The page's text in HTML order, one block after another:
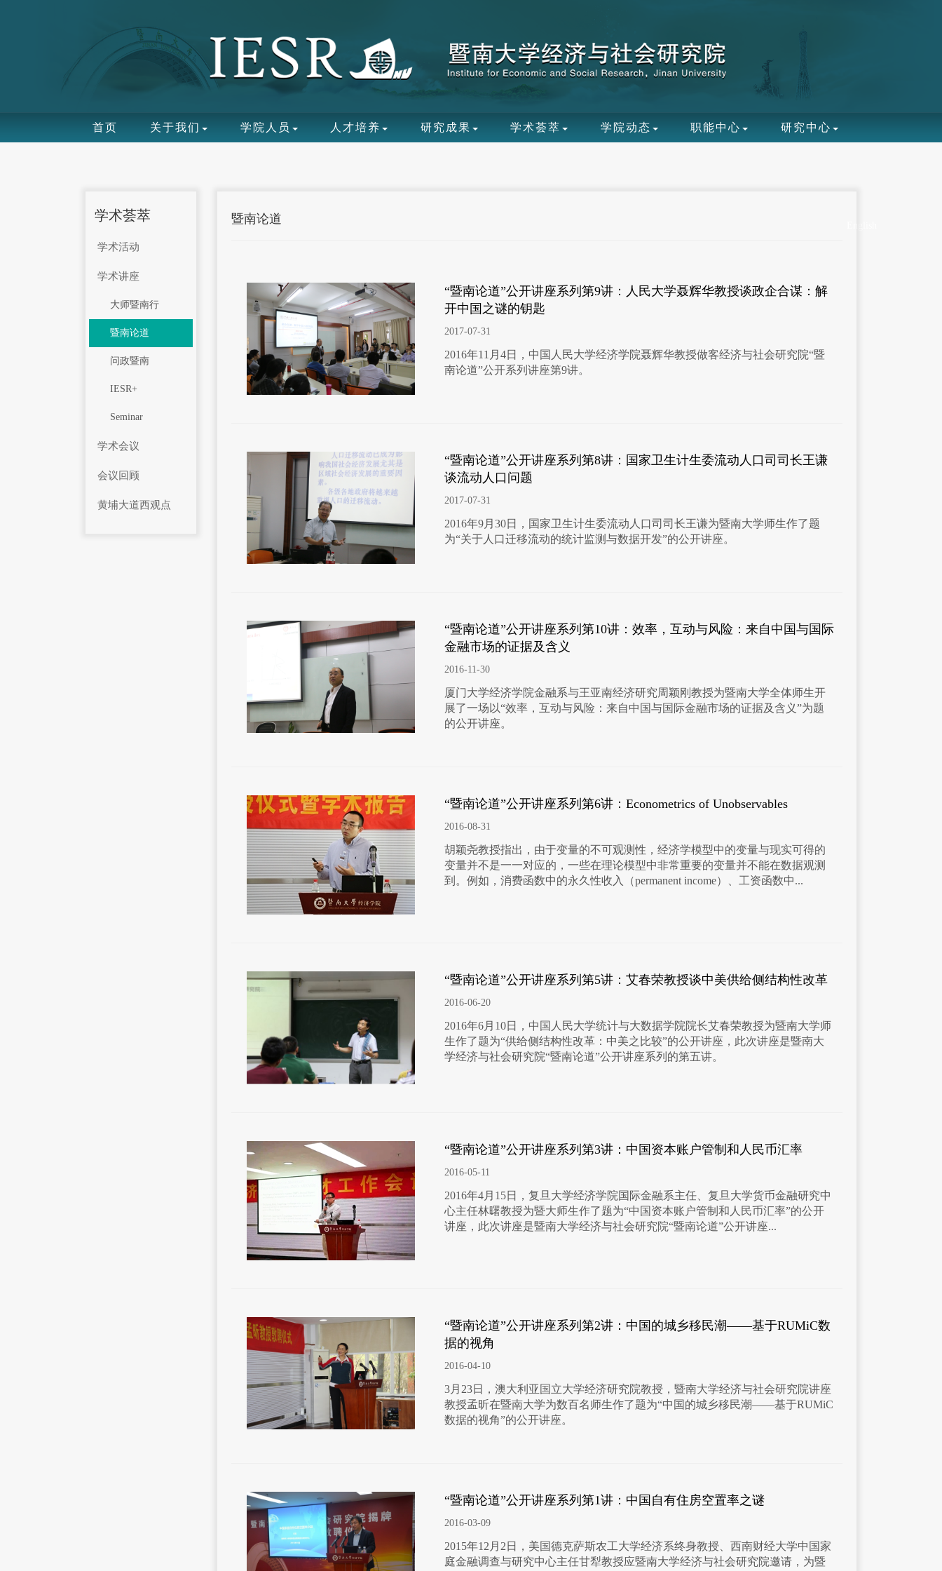
首页 关于我们 学院人员 人才培养 研究成果 学术荟萃 学院动态 职能中心 研究中心
学术荟萃
学术活动
学术讲座
大师暨南行
暨南论道
问政暨南
IESR+
Seminar
学术会议
会议回顾
黄埔大道西观点
暨南论道
“暨南论道”公开讲座系列第9讲：人民大学聂辉华教授谈政企合谋：解
开中国之谜的钥匙
2017-07-31
2016年11月4日，中国人民大学经济学院聂辉华教授做客经济与社会研究院“暨
南论道”公开系列讲座第9讲。
“暨南论道”公开讲座系列第8讲：国家卫生计生委流动人口司司长王谦
谈流动人口问题
2017-07-31
2016年9月30日，国家卫生计生委流动人口司司长王谦为暨南大学师生作了题
为“关于人口迁移流动的统计监测与数据开发”的公开讲座。
“暨南论道”公开讲座系列第10讲：效率，互动与风险：来自中国与国际
金融市场的证据及含义
2016-11-30
厦门大学经济学院金融系与王亚南经济研究周颖刚教授为暨南大学全体师生开
展了一场以“效率，互动与风险：来自中国与国际金融市场的证据及含义”为题
的公开讲座。
“暨南论道”公开讲座系列第6讲：Econometrics of Unobservables
2016-08-31
胡颖尧教授指出，由于变量的不可观测性，经济学模型中的变量与现实可得的
变量并不是一一对应的，一些在理论模型中非常重要的变量并不能在数据观测
到。例如，消费函数中的永久性收入（permanent income）、工资函数中...
“暨南论道”公开讲座系列第5讲：艾春荣教授谈中美供给侧结构性改革
2016-06-20
2016年6月10日，中国人民大学统计与大数据学院院长艾春荣教授为暨南大学师
生作了题为“供给侧结构性改革：中美之比较”的公开讲座，此次讲座是暨南大
学经济与社会研究院“暨南论道”公开讲座系列的第五讲。
“暨南论道”公开讲座系列第3讲：中国资本账户管制和人民币汇率
2016-05-11
2016年4月15日，复旦大学经济学院国际金融系主任、复旦大学货币金融研究中
心主任林曙教授为暨大师生作了题为“中国资本账户管制和人民币汇率”的公开
讲座，此次讲座是暨南大学经济与社会研究院“暨南论道”公开讲座...
“暨南论道”公开讲座系列第2讲：中国的城乡移民潮——基于RUMiC数
据的视角
2016-04-10
3月23日，澳大利亚国立大学经济研究院教授，暨南大学经济与社会研究院讲座
教授孟昕在暨南大学为数百名师生作了题为“中国的城乡移民潮——基于RUMiC
数据的视角”的公开讲座。
“暨南论道”公开讲座系列第1讲：中国自有住房空置率之谜
2016-03-09
2015年12月2日，美国德克萨斯农工大学经济系终身教授、西南财经大学中国家
庭金融调查与研究中心主任甘犁教授应暨南大学经济与社会研究院邀请，为暨